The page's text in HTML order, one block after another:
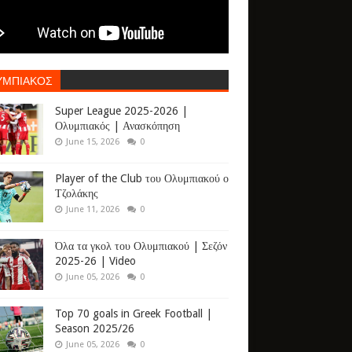
Super League 2025-2026 |
Ολυμπιακός | Ανασκόπηση
June 15, 2026 0
Player of the Club του Ολυμπιακού ο
Τζολάκης
June 11, 2026 0
Όλα τα γκολ του Ολυμπιακού | Σεζόν
2025-26 | Video
June 05, 2026 0
Top 70 goals in Greek Football |
Season 2025/26
June 05, 2026 0